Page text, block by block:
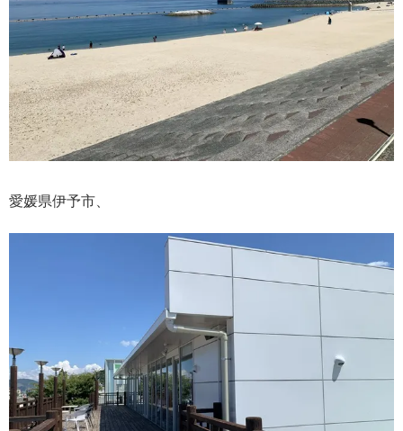
愛媛県伊予市、